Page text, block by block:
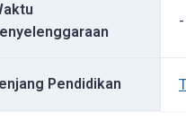
Pendidikan